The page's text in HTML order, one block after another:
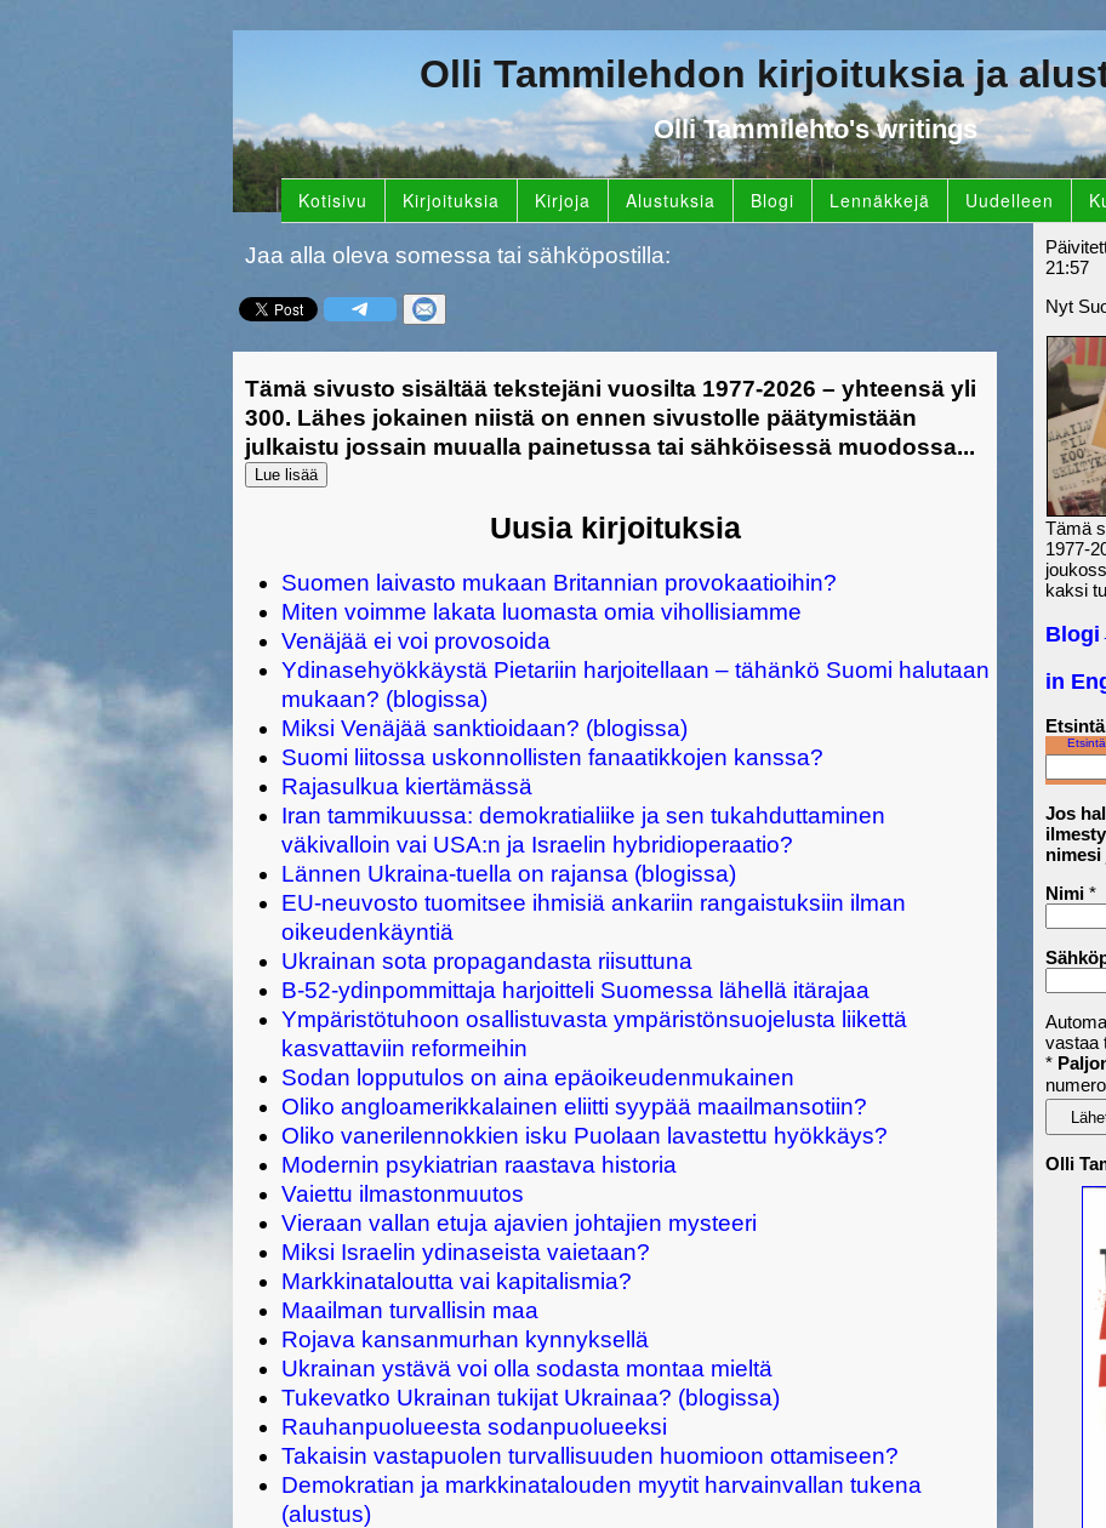
Olli Tammilehdon kirjoituksia ja
Olli Tammilehto's writings
Kotisivu Kirjoituksia Kirjoja Alustuksia Blogi Lennäkkejä Uudelleen
Jaa alla oleva somessa tai sähköpostilla:
21:57
Nyt
Tämä
1977-
kaksi
in
Jos
Nimi *
vastaa
*
Olli
Tämä sivusto sisältää tekstejäni vuosilta 1977-2026 – yhteensä yli
300. Lähes jokainen niistä on ennen sivustolle päätymistään
julkaistu jossain muualla painetussa tai sähköisessä muodossa...
Lue lisää
Uusia kirjoituksia
Suomen laivasto mukaan Britannian provokaatioihin?
Miten voimme lakata luomasta omia vihollisiamme
Venäjää ei voi provosoida
Ydinasehyökkäystä Pietariin harjoitellaan – tähänkö Suomi halutaan
mukaan? (blogissa)
Miksi Venäjää sanktioidaan? (blogissa)
Suomi liitossa uskonnollisten fanaatikkojen kanssa?
Rajasulkua kiertämässä
Iran tammikuussa: demokratialiike ja sen tukahduttaminen
väkivalloin vai USA:n ja Israelin hybridioperaatio?
Lännen Ukraina-tuella on rajansa (blogissa)
EU-neuvosto tuomitsee ihmisiä ankariin rangaistuksiin ilman
oikeudenkäyntiä
Ukrainan sota propagandasta riisuttuna
B-52-ydinpommittaja harjoitteli Suomessa lähellä itärajaa
Ympäristötuhoon osallistuvasta ympäristönsuojelusta liikettä
kasvattaviin reformeihin
Sodan lopputulos on aina epäoikeudenmukainen
Oliko angloamerikkalainen eliitti syypää maailmansotiin?
Oliko vanerilennokkien isku Puolaan lavastettu hyökkäys?
Modernin psykiatrian raastava historia
Vaiettu ilmastonmuutos
Vieraan vallan etuja ajavien johtajien mysteeri
Miksi Israelin ydinaseista vaietaan?
Markkinataloutta vai kapitalismia?
Maailman turvallisin maa
Rojava kansanmurhan kynnyksellä
Ukrainan ystävä voi olla sodasta montaa mieltä
Tukevatko Ukrainan tukijat Ukrainaa? (blogissa)
Rauhanpuolueesta sodanpuolueeksi
Takaisin vastapuolen turvallisuuden huomioon ottamiseen?
Demokratian ja markkinatalouden myytit harvainvallan tukena
(alustus)